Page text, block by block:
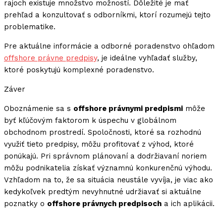
rajoch existuje množstvo možností. Dôležité je mať
prehľad a konzultovať s odborníkmi, ktorí rozumejú tejto
problematike.
Pre aktuálne informácie a odborné poradenstvo ohľadom
offshore právne predpisy, je ideálne vyhľadať služby,
ktoré poskytujú komplexné poradenstvo.
Záver
Oboznámenie sa s offshore právnymi predpismi môže
byť kľúčovým faktorom k úspechu v globálnom
obchodnom prostredí. Spoločnosti, ktoré sa rozhodnú
využiť tieto predpisy, môžu profitovať z výhod, ktoré
ponúkajú. Pri správnom plánovaní a dodržiavaní noriem
môžu podnikatelia získať významnú konkurenčnú výhodu.
Vzhľadom na to, že sa situácia neustále vyvíja, je viac ako
kedykoľvek predtým nevyhnutné udržiavať si aktuálne
poznatky o offshore právnych predpisoch a ich aplikácii.